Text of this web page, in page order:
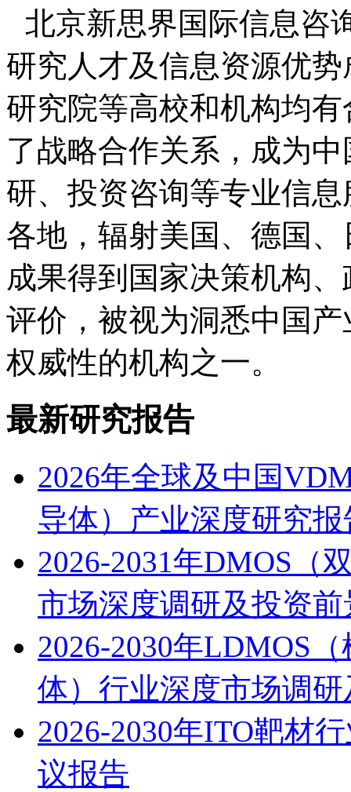
北京新思界国际信息咨
研究人才及信息资源优
研究院等高校和机构均
了战略合作关系，成为
研、投资咨询等专业信
各地，辐射美国、德国
成果得到国家决策机构
评价，被视为洞悉中国
权威性的机构之一。
最新研究报告
2026年全球及中国
导体）产业深度研究报
2026-2031年DMOS（
市场深度调研及投资
2026-2030年LDMOS
体）行业深度市场调
2026-2030年ITO靶材
议报告